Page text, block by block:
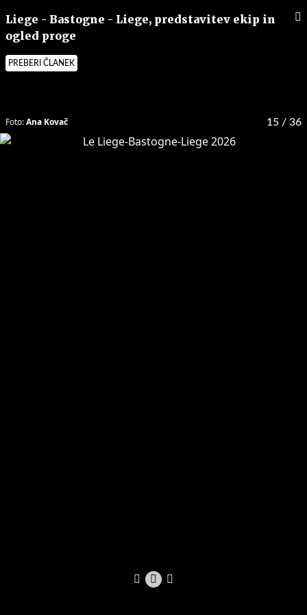
Liege - Bastogne - Liege, predstavitev ekip in
ogled proge
PREBERI ČLANEK
15 / 36
Foto:Ana Kovač